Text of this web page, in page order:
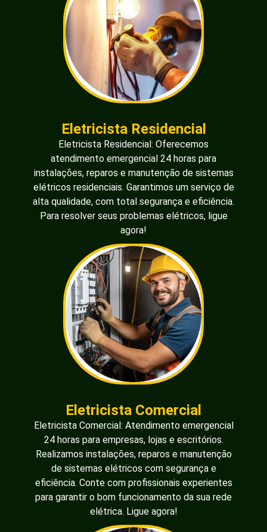
Eletricista Residencial
Eletricista Residencial: Oferecemos
atendimento emergencial 24 horas para
instalações, reparos e manutenção de sistemas
elétricos residenciais. Garantimos um serviço de
alta qualidade, com total segurança e eficiência.
Para resolver seus problemas elétricos, ligue
agora!
Eletricista Comercial
Eletricista Comercial: Atendimento emergencial
24 horas para empresas, lojas e escritórios.
Realizamos instalações, reparos e manutenção
de sistemas elétricos com segurança e
eficiência. Conte com profissionais experientes
para garantir o bom funcionamento da sua rede
elétrica. Ligue agora!